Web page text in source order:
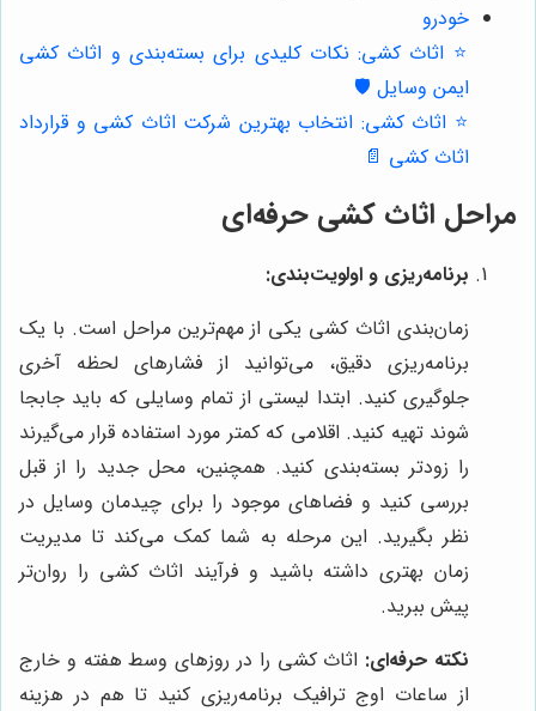
خودرو
⭐️ اثاث کشی: نکات کلیدی برای بسته‌بندی و اثاث کشی
ایمن وسایل 🛡️
⭐️ اثاث کشی: انتخاب بهترین شرکت اثاث کشی و قرارداد
اثاث کشی 📄
مراحل اثاث کشی حرفه‌ای
برنامه‌ریزی و اولویت‌بندی:
زمان‌بندی اثاث کشی یکی از مهم‌ترین مراحل است. با یک
برنامه‌ریزی دقیق، می‌توانید از فشارهای لحظه آخری
جلوگیری کنید. ابتدا لیستی از تمام وسایلی که باید جابجا
شوند تهیه کنید. اقلامی که کمتر مورد استفاده قرار می‌گیرند
را زودتر بسته‌بندی کنید. همچنین، محل جدید را از قبل
بررسی کنید و فضاهای موجود را برای چیدمان وسایل در
نظر بگیرید. این مرحله به شما کمک می‌کند تا مدیریت
زمان بهتری داشته باشید و فرآیند اثاث کشی را روان‌تر
پیش ببرید.
نکته حرفه‌ای: اثاث کشی را در روزهای وسط هفته و خارج
از ساعات اوج ترافیک برنامه‌ریزی کنید تا هم در هزینه